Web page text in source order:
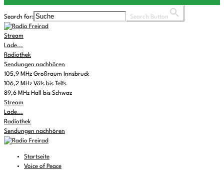
Search for: Search Button
Stream
Lade...
Radiothek
Sendungen nachhören
105,9 MHz Großraum Innsbruck
106,2 MHz Völs bis Telfs
89,6 MHz Hall bis Schwaz
Stream
Lade...
Radiothek
Sendungen nachhören
Startseite
Voice of Peace